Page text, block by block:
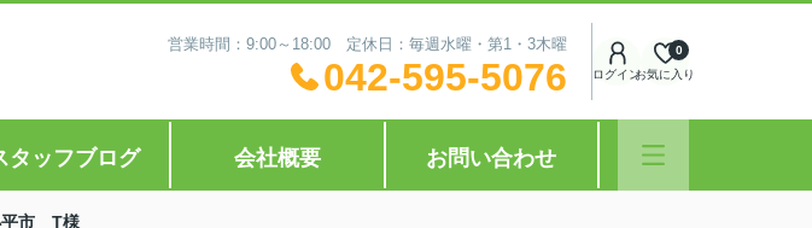
営業時間：9:00～18:00 定休日：毎週水曜・第1・3木曜
042-595-5076 ログインお気に入り
0
タッフブログ 会社概要 お問い合わせ
平市 T様